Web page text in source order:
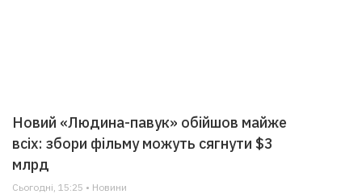
Новий «Людина-павук» обійшов майже
всіх: збори фільму можуть сягнути $3
млрд
Сьогодні, 15:25 • Новини